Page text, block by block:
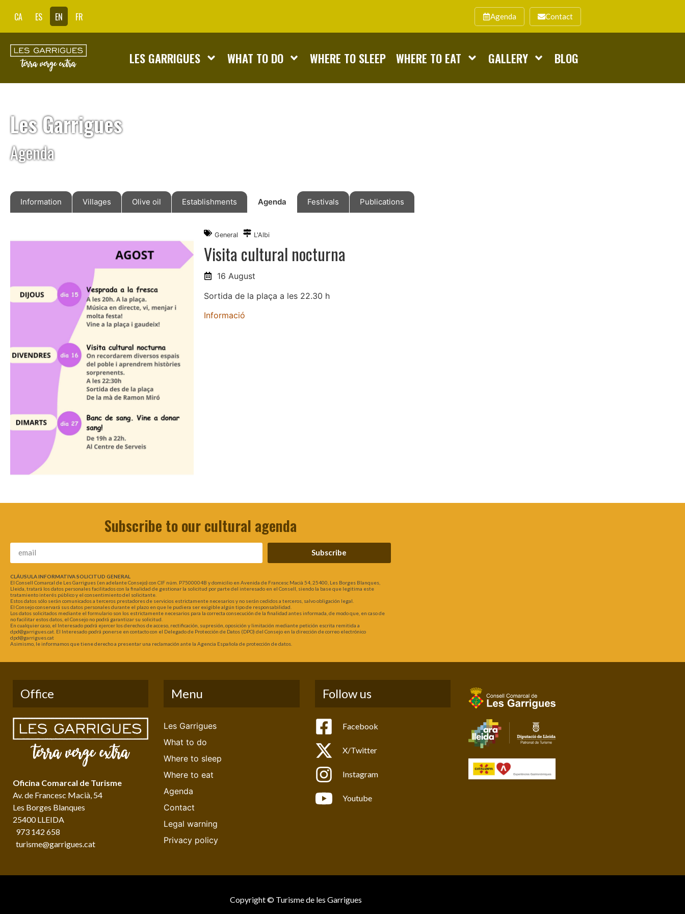
CA ES EN FR Agenda Contact
LES GARRIGUES WHAT TO DO WHERE TO SLEEP WHERE TO EAT GALLERY BLOG
Les Garrigues
Agenda
Information Villages Olive oil Establishments Agenda Festivals Publications
General L'Albi
Visita cultural nocturna
16 August
Sortida de la plaça a les 22.30 h
Informació
Subscribe to our cultural agenda
Subscribe
CLÁUSULA INFORMATIVA SOLICITUD GENERAL
El Consell Comarcal de Les Garrigues (en adelante Consejo) con CIF núm. P7500004B y domicilio en Avenida de Francesc Macià 54, 25400, Les Borges Blanques,
Lleida, tratará los datos personales facilitados con la finalidad de gestionar la solicitud por parte del interesado en el Consell, siendo la base que legitima este
tratamiento interés público y el consentimiento del solicitante.
Estos datos sólo serán comunicados a terceros prestadores de servicios estrictamente necesarios y no serán cedidos a terceros, salvo obligación legal.
El Consejo conservará sus datos personales durante el plazo en que le pudiera ser exigible algún tipo de responsabilidad.
Los datos solicitados mediante el formulario son los estrictamente necesarios para la correcta consecución de la finalidad antes informada, de modo que, en caso de
no facilitar estos datos, el Consejo no podrá garantizar su solicitud.
En cualquier caso, el Interesado podrá ejercer los derechos de acceso, rectificación, supresión, oposición y limitación mediante petición escrita remitida a
dpd@garrigues.cat. El Interesado podrá ponerse en contacto con el Delegado de Protección de Datos (DPO) del Consejo en la dirección de correo electrónico
dpd@garrigues.cat
Asimismo, le informamos que tiene derecho a presentar una reclamación ante la Agencia Española de protección de datos.
Office
Oficina Comarcal de Turisme
Av. de Francesc Macià, 54
Les Borges Blanques
25400 LLEIDA
973 142 658
turisme@garrigues.cat
Menu
Les Garrigues
What to do
Where to sleep
Where to eat
Agenda
Contact
Legal warning
Privacy policy
Follow us
Facebook
X/Twitter
Instagram
Youtube
Copyright © Turisme de les Garrigues